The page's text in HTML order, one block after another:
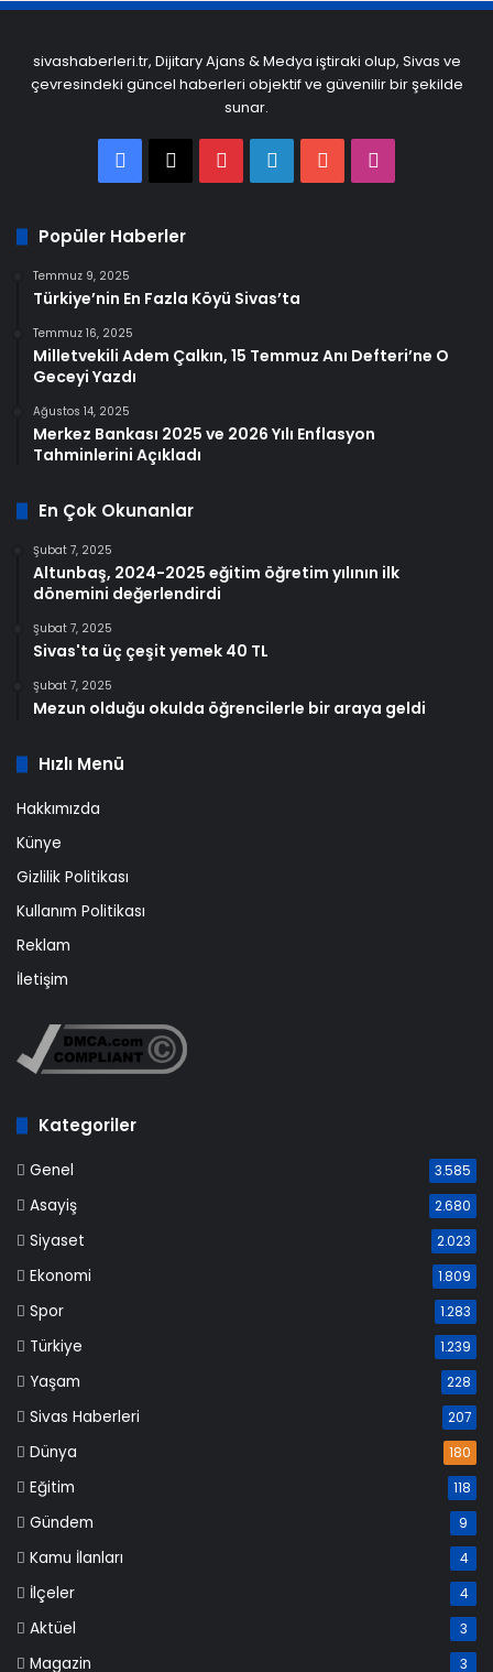
sivashaberleri.tr, Dijitary Ajans & Medya iştiraki olup, Sivas ve
çevresindeki güncel haberleri objektif ve güvenilir bir şekilde
sunar.
Facebook
X PinterestLinkedInYouTube
Popüler Haberler
Temmuz 9, 2025
Türkiye’nin En Fazla Köyü Sivas’ta
Temmuz 16, 2025
Milletvekili Adem Çalkın, 15 Temmuz Anı Defteri’ne O
Geceyi Yazdı
Ağustos 14, 2025
Merkez Bankası 2025 ve 2026 Yılı Enflasyon
Tahminlerini Açıkladı
En Çok Okunanlar
Şubat 7, 2025
Altunbaş, 2024-2025 eğitim öğretim yılının ilk
dönemini değerlendirdi
Şubat 7, 2025
Sivas'ta üç çeşit yemek 40 TL
Şubat 7, 2025
Mezun olduğu okulda öğrencilerle bir araya geldi
Hızlı Menü
Hakkımızda
Künye
Gizlilik Politikası
Kullanım Politikası
Reklam
İletişim
Kategoriler
Genel 3.585
Asayiş 2.680
Siyaset 2.023
Ekonomi 1.809
Spor 1.283
Türkiye 1.239
Yaşam 228
Sivas Haberleri 207
Dünya 180
Eğitim 118
Gündem 9
Kamu İlanları 4
İlçeler 4
Aktüel 3
Magazin 3